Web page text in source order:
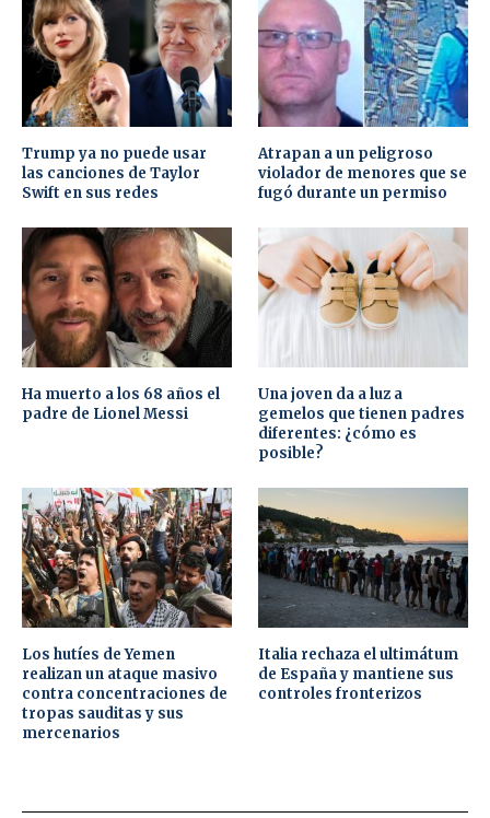
Trump ya no puede usar
las canciones de Taylor
Swift en sus redes
Atrapan a un peligroso
violador de menores que se
fugó durante un permiso
Ha muerto a los 68 años el
padre de Lionel Messi
Una joven da a luz a
gemelos que tienen padres
diferentes: ¿cómo es
posible?
Los hutíes de Yemen
realizan un ataque masivo
contra concentraciones de
tropas sauditas y sus
mercenarios
Italia rechaza el ultimátum
de España y mantiene sus
controles fronterizos